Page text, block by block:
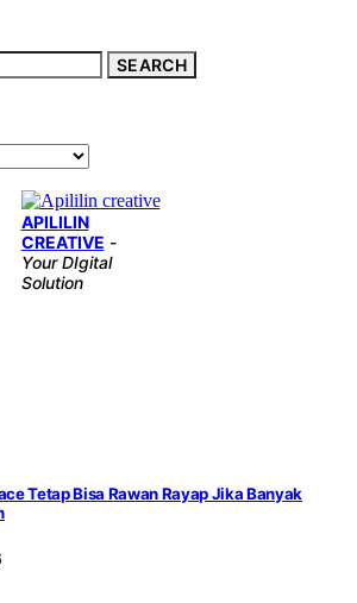
SEARCH
APILILIN
CREATIVE -
Your DIgital
Solution
Tetap Bisa Rawan Rayap Jika Banyak